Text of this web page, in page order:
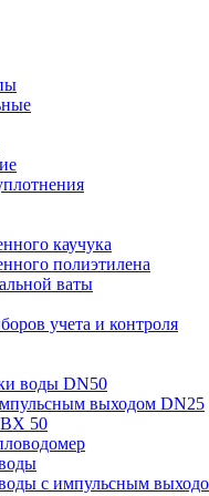
каучука
полиэтилена
ваты
учета и контроля
воды DN50
выходом DN25
50
с импульсным